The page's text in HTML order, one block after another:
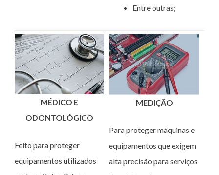
Entre outras;
MÉDICO E
ODONTOLÓGICO
Feito para proteger
equipamentos utilizados
MEDIÇÃO
Para proteger máquinas e
equipamentos que exigem
alta precisão para serviços